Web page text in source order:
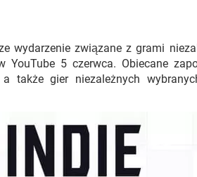
wydarzenie związane z grami
YouTube 5 czerwca. Obiecane
także gier niezależnych